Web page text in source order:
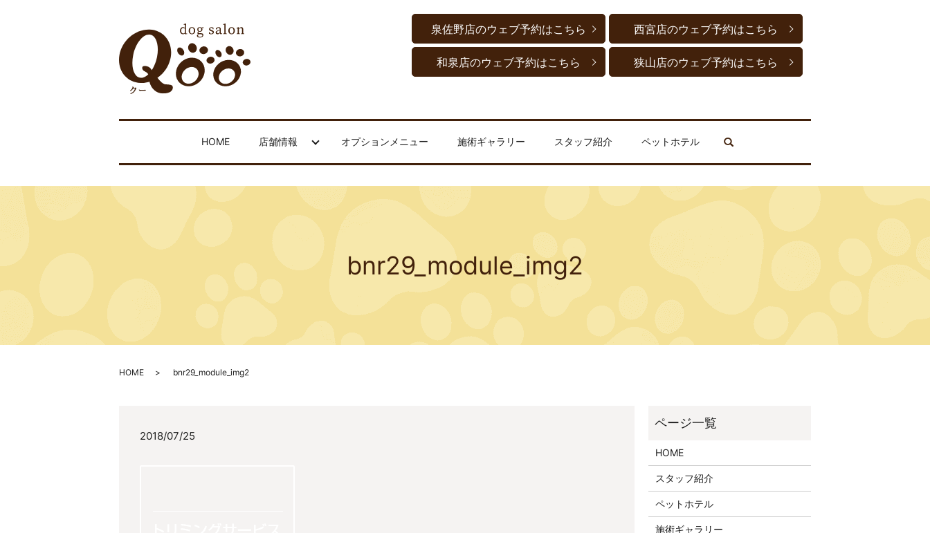
HOME 店舗情報 オプションメニュー 施術ギャラリー スタッフ紹介 ペットホテル search
泉佐野店のウェブ予約はこちら 西宮店のウェブ予約はこちら
和泉店のウェブ予約はこちら 狭山店のウェブ予約はこちら
bnr29_module_img2
HOME bnr29_module_img2
2018/07/25
HOME
スタッフ紹介
ペットホテル
施術ギャラリー